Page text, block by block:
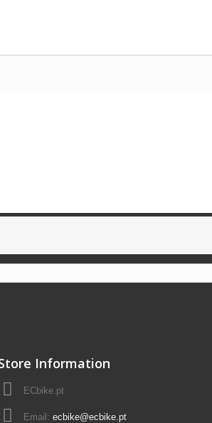
Information
ECbike.pt
Email: ecbike@ecbike.pt